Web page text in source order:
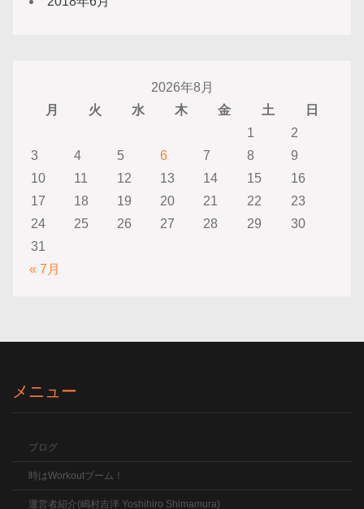
2026年8月
月
火 水 木 金 土
日
1
2
3
4 5 6 7 8
9
10
11 12 13 14 15
16
17
18 19 20 21 22
23
24
25 26 27 28 29
30
31
« 7月
メニュー
ブログ
時はWorkoutブーム！
運営者紹介(嶋村吉洋 Yoshihiro Shimamura)